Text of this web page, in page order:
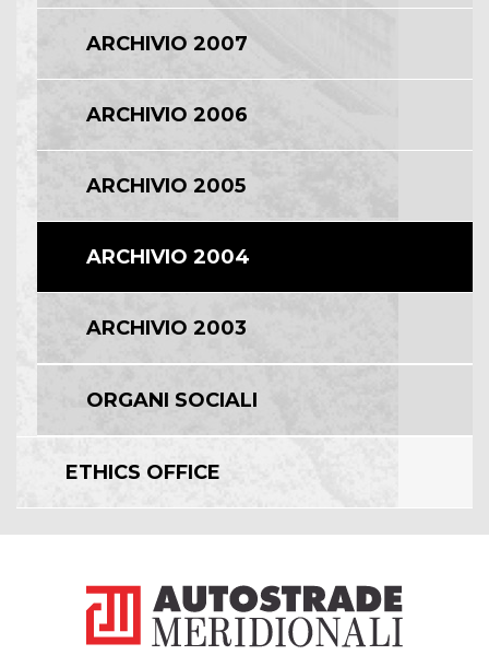
ARCHIVIO 2007
ARCHIVIO 2006
ARCHIVIO 2005
ARCHIVIO 2004
ARCHIVIO 2003
ORGANI SOCIALI
ETHICS OFFICE